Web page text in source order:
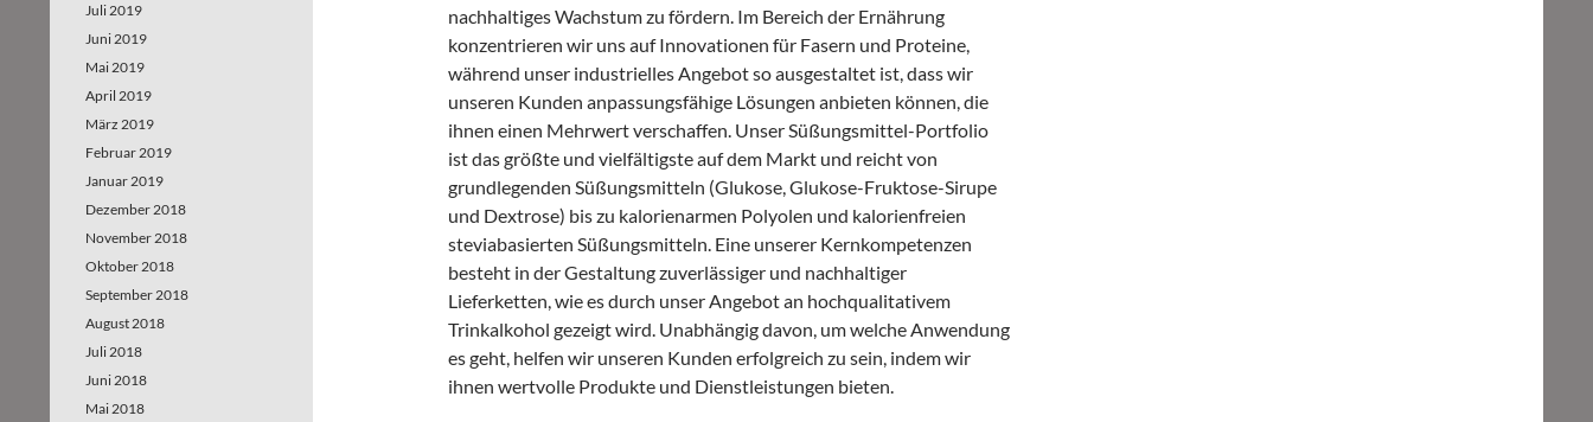
nachhaltiges Wachstum zu fördern. Im Bereich der Ernährung
konzentrieren wir uns auf Innovationen für Fasern und Proteine,
während unser industrielles Angebot so ausgestaltet ist, dass wir
unseren Kunden anpassungsfähige Lösungen anbieten können, die
ihnen einen Mehrwert verschaffen. Unser Süßungsmittel-Portfolio
ist das größte und vielfältigste auf dem Markt und reicht von
grundlegenden Süßungsmitteln (Glukose, Glukose-Fruktose-Sirupe
und Dextrose) bis zu kalorienarmen Polyolen und kalorienfreien
steviabasierten Süßungsmitteln. Eine unserer Kernkompetenzen
besteht in der Gestaltung zuverlässiger und nachhaltiger
Lieferketten, wie es durch unser Angebot an hochqualitativem
Trinkalkohol gezeigt wird. Unabhängig davon, um welche Anwendung
es geht, helfen wir unseren Kunden erfolgreich zu sein, indem wir
ihnen wertvolle Produkte und Dienstleistungen bieten.
Juli 2019
Juni 2019
Mai 2019
April 2019
März 2019
Februar 2019
Januar 2019
Dezember 2018
November 2018
Oktober 2018
September 2018
August 2018
Juli 2018
Juni 2018
Mai 2018